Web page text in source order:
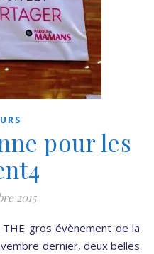
pour les
2015
dernier, deux belles